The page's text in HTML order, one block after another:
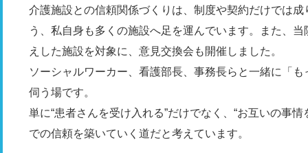
介護施設との信頼関係づくりは、制度や契約だけでは
う、私自身も多くの施設へ足を運んでいます。また、
えした施設を対象に、意見交換会も開催しました。
ソーシャルワーカー、看護部長、事務長らと一緒に「
伺う場です。
単に“患者さんを受け入れる”だけでなく、“お互いの事
での信頼を築いていく道だと考えています。